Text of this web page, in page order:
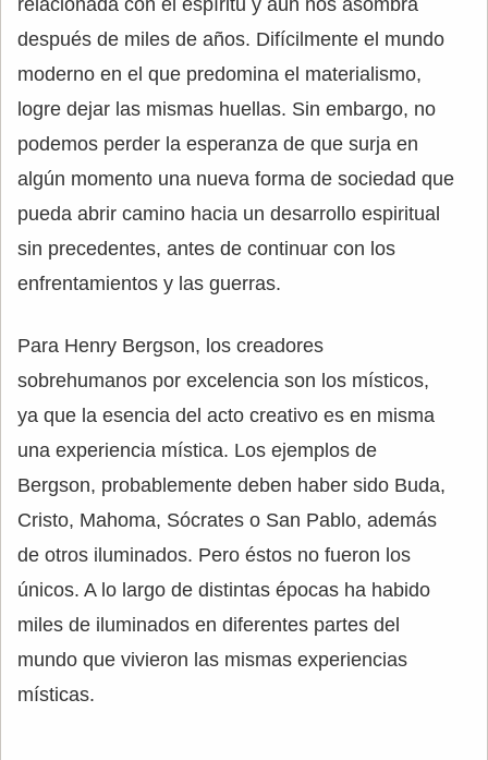
después de miles de años. Difícilmente el mundo
moderno en el que predomina el materialismo,
logre dejar las mismas huellas. Sin embargo, no
podemos perder la esperanza de que surja en
algún momento una nueva forma de sociedad que
pueda abrir camino hacia un desarrollo espiritual
sin precedentes, antes de continuar con los
enfrentamientos y las guerras.
Para Henry Bergson, los creadores
sobrehumanos por excelencia son los místicos,
ya que la esencia del acto creativo es en misma
una experiencia mística. Los ejemplos de
Bergson, probablemente deben haber sido Buda,
Cristo, Mahoma, Sócrates o San Pablo, además
de otros iluminados. Pero éstos no fueron los
únicos. A lo largo de distintas épocas ha habido
miles de iluminados en diferentes partes del
mundo que vivieron las mismas experiencias
místicas.